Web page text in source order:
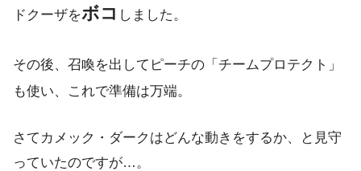
ドクーザをボコ しました。
その後、召喚を出してピーチの「チームプロテクト」
も使い、これで準備は万端。
さてカメック・ダークはどんな動きをするか、と見守
っていたのですが…。